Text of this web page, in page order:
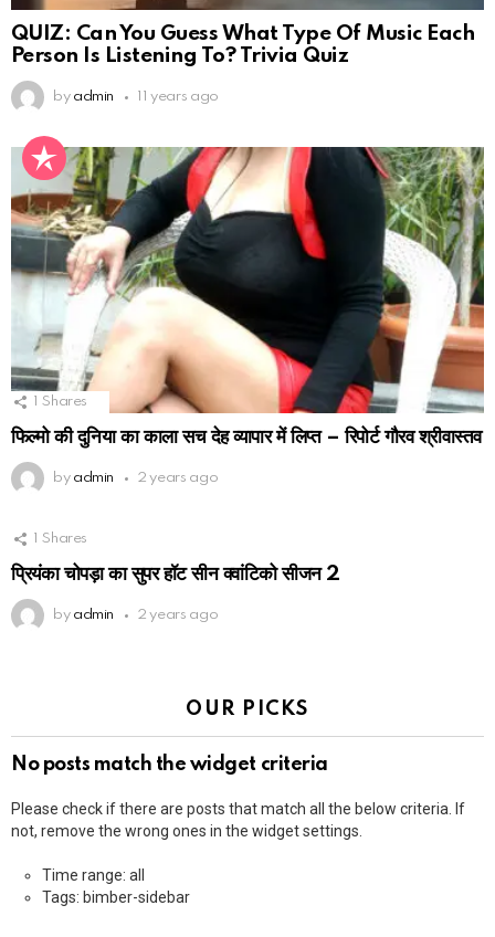
QUIZ: Can You Guess What Type Of Music Each
Person Is Listening To? Trivia Quiz
by admin 11 years ago
Shares
फिल्मो की दुनिया का काला सच देह व्यापार में लिप्त – रिपोर्ट गौरव श्रीवास्तव
by admin 2 years ago
Shares
प्रियंका चोपड़ा का सुपर हॉट सीन क्वांटिको सीजन 2
by admin 2 years ago
OUR PICKS
No posts match the widget criteria
Please check if there are posts that match all the below criteria. If
not, remove the wrong ones in the widget settings.
Time range: all
Tags: bimber-sidebar